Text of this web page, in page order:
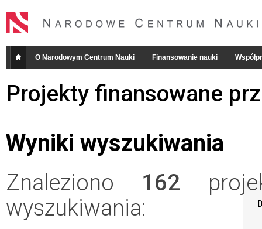
O Narodowym Centrum Nauki Finansowanie nauki
Projekty finansowane
Wyniki wyszukiwania
Znaleziono 162
wyszukiwania: